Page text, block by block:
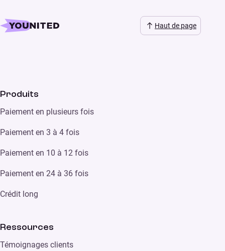
Haut de page
Produits
Paiement en plusieurs fois
Paiement en 3 à 4 fois
Paiement en 10 à 12 fois
Paiement en 24 à 36 fois
Crédit long
Ressources
Témoignages clients